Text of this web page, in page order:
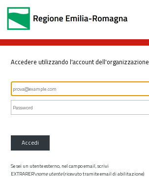
Accedere utilizzando l'account dell'organizzazione
Accedi
Se sei un utente esterno, nel campo email, scrivi
EXTRARER\nome utente(ricevuto tramite email di abilitazione)